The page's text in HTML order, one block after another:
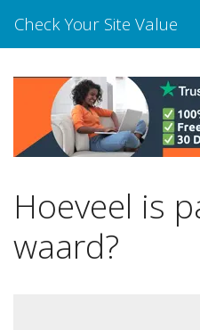
Check Your Site Value
Hoeveel is
waard?